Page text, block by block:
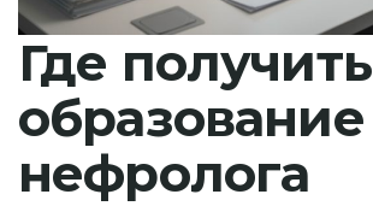
Где получить
образование
нефролога